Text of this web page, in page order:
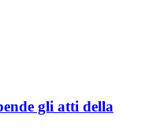
gli atti della